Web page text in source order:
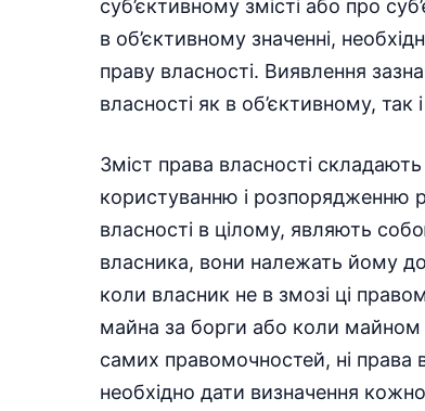
суб’єктивному змісті або про
в об’єктивному значенні,
праву власності. Виявлення
власності як в об’єктивному, так
Зміст права власності
користуванню і розпорядженню
власності в цілому, являють
власника, вони належать йому
коли власник не в змозі ці
майна за борги або коли майном
самих правомочностей, ні права
необхідно дати визначення